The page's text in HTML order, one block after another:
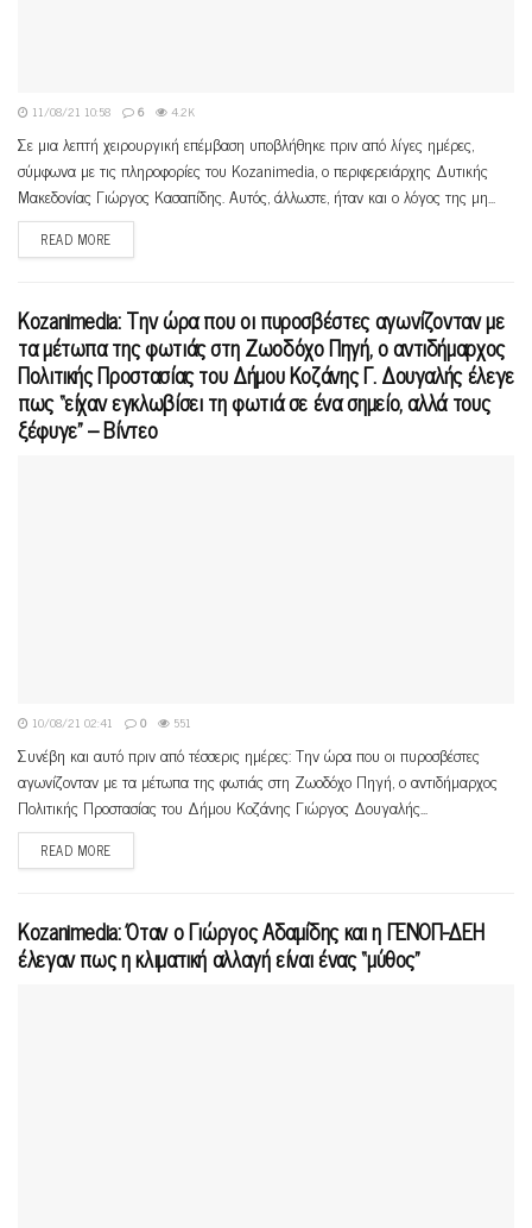
11/08/21 10:58 6 4.2K
Σε μια λεπτή χειρουργική επέμβαση υποβλήθηκε πριν από λίγες ημέρες,
σύμφωνα με τις πληροφορίες του Kozanimedia, ο περιφερειάρχης Δυτικής
Μακεδονίας Γιώργος Κασαπίδης. Αυτός, άλλωστε, ήταν και ο λόγος της μη...
READ MORE
Κοzanimedia: Την ώρα που οι πυροσβέστες αγωνίζονταν με
τα μέτωπα της φωτιάς στη Ζωοδόχο Πηγή, ο αντιδήμαρχος
Πολιτικής Προστασίας του Δήμου Κοζάνης Γ. Δουγαλής έλεγε
πως “είχαν εγκλωβίσει τη φωτιά σε ένα σημείο, αλλά τους
ξέφυγε” – Βίντεο
10/08/21 02:41 0 551
Συνέβη και αυτό πριν από τέσσερις ημέρες: Την ώρα που οι πυροσβέστες
αγωνίζονταν με τα μέτωπα της φωτιάς στη Ζωοδόχο Πηγή, ο αντιδήμαρχος
Πολιτικής Προστασίας του Δήμου Κοζάνης Γιώργος Δουγαλής...
READ MORE
Kozanimedia: Όταν ο Γιώργος Αδαμίδης και η ΓΕΝΟΠ-ΔΕΗ
έλεγαν πως η κλιματική αλλαγή είναι ένας “μύθος”